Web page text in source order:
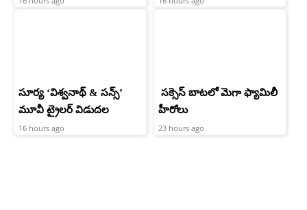
సూర్య ‘విశ్వనాథ్ & సన్స్’
మూవీ ట్రైలర్ విడుదల
16 hours ago
సక్సెస్ బాటలో మెగా ఫ్యామిలీ
హీరోలు
23 hours ago